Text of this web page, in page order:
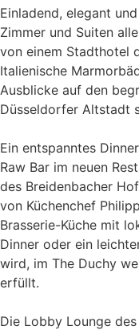
Einladend, elegant
Zimmer und Suiten
von einem Stadthotel
Italienische
Ausblicke auf den
Düsseldorfer Altstadt
Ein entspanntes
Raw Bar im neuen
des Breidenbacher
von Küchenchef
Brasserie-Küche mit
Dinner oder ein
wird, im The Duchy
erfüllt.
Die Lobby Lounge